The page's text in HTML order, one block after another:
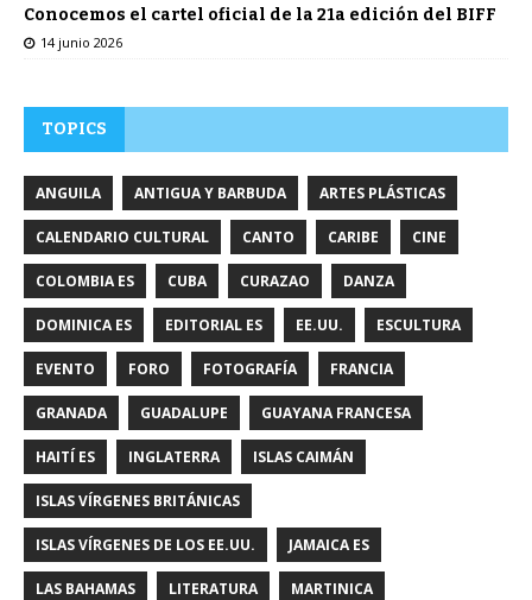
Conocemos el cartel oficial de la 21a edición del BIFF
14 junio 2026
TOPICS
ANGUILA ANTIGUA Y BARBUDA ARTES PLÁSTICAS
CALENDARIO CULTURAL CANTO CARIBE CINE
COLOMBIA ES CUBA CURAZAO DANZA
DOMINICA ES EDITORIAL ES EE.UU. ESCULTURA
EVENTO FORO FOTOGRAFÍA FRANCIA
GRANADA GUADALUPE GUAYANA FRANCESA
HAITÍ ES INGLATERRA ISLAS CAIMÁN
ISLAS VÍRGENES BRITÁNICAS
ISLAS VÍRGENES DE LOS EE.UU. JAMAICA ES
LAS BAHAMAS LITERATURA MARTINICA